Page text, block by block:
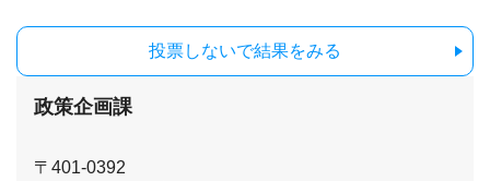
投票しないで結果をみる
政策企画課
〒401-0392